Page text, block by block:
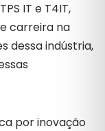
IT e T4IT,
carreira na
dessa indústria,
por inovação